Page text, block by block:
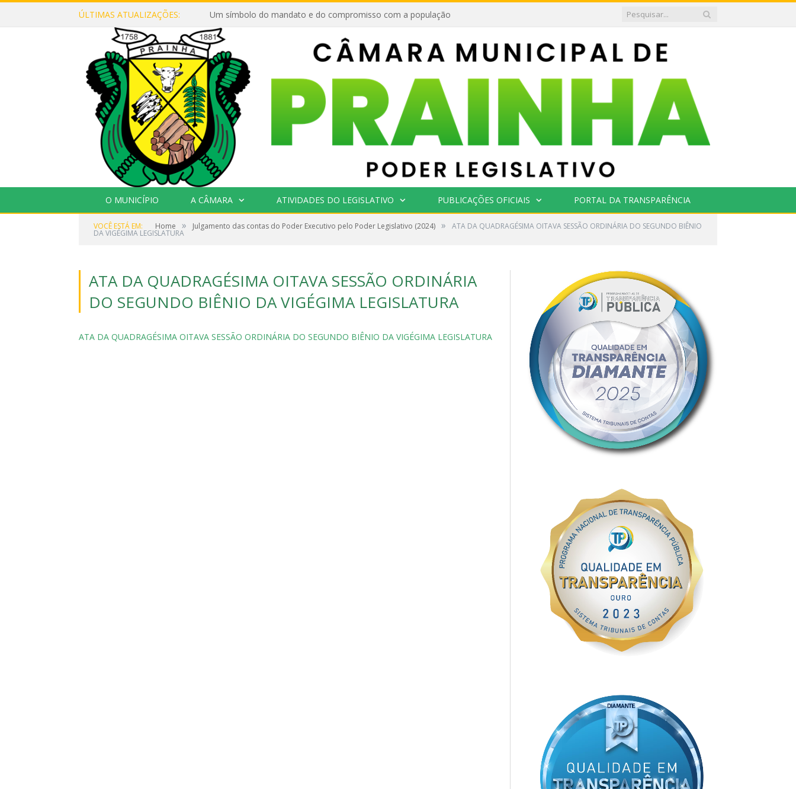
ÚLTIMAS ATUALIZAÇÕES: Um símbolo do mandato e do compromisso com a população
O MUNICÍPIO A CÂMARA ATIVIDADES DO LEGISLATIVO PUBLICAÇÕES OFICIAIS PORTAL DA TRANSPARÊNCIA
VOCÊ ESTÁ EM: Home » Julgamento das contas do Poder Executivo pelo Poder Legislativo (2024) » ATA DA QUADRAGÉSIMA OITAVA SESSÃO ORDINÁRIA DO SEGUNDO BIÊNIO
DA VIGÉGIMA LEGISLATURA
ATA DA QUADRAGÉSIMA OITAVA SESSÃO ORDINÁRIA
DO SEGUNDO BIÊNIO DA VIGÉGIMA LEGISLATURA
ATA DA QUADRAGÉSIMA OITAVA SESSÃO ORDINÁRIA DO SEGUNDO BIÊNIO DA VIGÉGIMA LEGISLATURA